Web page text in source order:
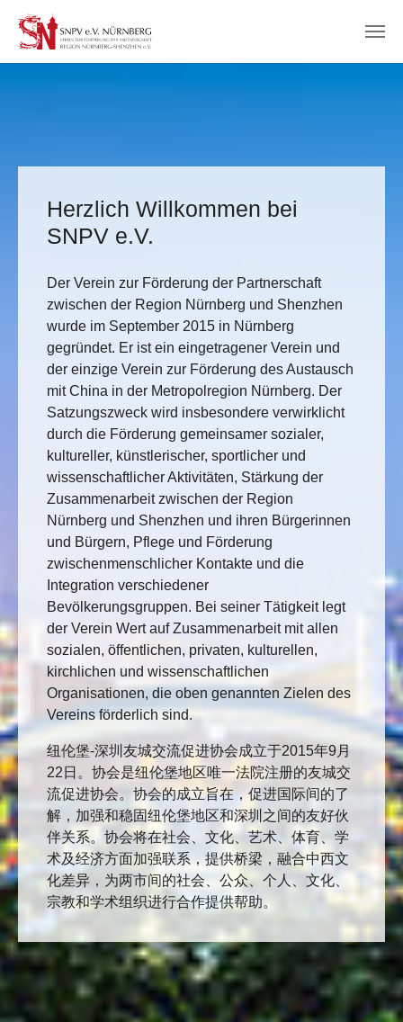
Herzlich Willkommen bei
SNPV e.V.
Der Verein zur Förderung der Partnerschaft
zwischen der Region Nürnberg und Shenzhen
wurde im September 2015 in Nürnberg
gegründet. Er ist ein eingetragener Verein und
der einzige Verein zur Förderung des Austausch
mit China in der Metropolregion Nürnberg. Der
Satzungszweck wird insbesondere verwirklicht
durch die Förderung gemeinsamer sozialer,
kultureller, künstlerischer, sportlicher und
wissenschaftlicher Aktivitäten, Stärkung der
Zusammenarbeit zwischen der Region
Nürnberg und Shenzhen und ihren Bürgerinnen
und Bürgern, Pflege und Förderung
zwischenmenschlicher Kontakte und die
Integration verschiedener
Bevölkerungsgruppen. Bei seiner Tätigkeit legt
der Verein Wert auf Zusammenarbeit mit allen
sozialen, öffentlichen, privaten, kulturellen,
kirchlichen und wissenschaftlichen
Organisationen, die oben genannten Zielen des
Vereins förderlich sind.
纽伦堡-深圳友城交流促进协会成立于2015年9月
22日。协会是纽伦堡地区唯一法院注册的友城交
流促进协会。协会的成立旨在，促进国际间的了
解，加强和稳固纽伦堡地区和深圳之间的友好伙
伴关系。协会将在社会、文化、艺术、体育、学
术及经济方面加强联系，提供桥梁，融合中西文
化差异，为两市间的社会、公众、个人、文化、
宗教和学术组织进行合作提供帮助。